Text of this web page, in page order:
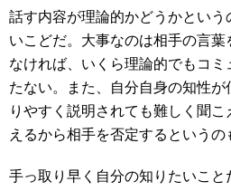
話す内容が理論的かどうかとい
いこどだ。大事なのは相手の言
なければ、いくら理論的でもコ
たない。また、自分自身の知性
りやすく説明されても難しく聞こ
えるから相手を否定するというの
手っ取り早く自分の知りたいこ